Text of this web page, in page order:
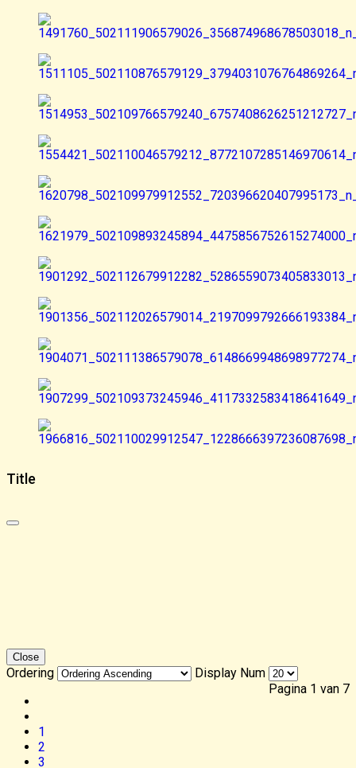
Title
Close
Ordering
Display Num
Pagina 1 van 7
1
2
3